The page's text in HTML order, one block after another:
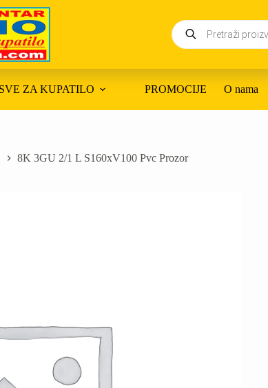
Products
search
SVE ZA KUPATILO PROMOCIJE O nama
8K 3GU 2/1 L S160xV100 Pvc Prozor